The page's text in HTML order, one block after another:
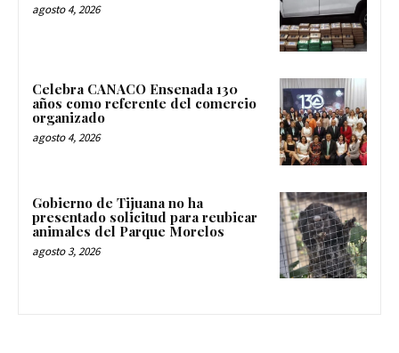
agosto 4, 2026
Celebra CANACO Ensenada 130
años como referente del comercio
organizado
agosto 4, 2026
Gobierno de Tijuana no ha
presentado solicitud para reubicar
animales del Parque Morelos
agosto 3, 2026